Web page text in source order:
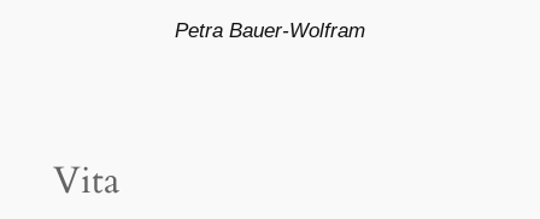
Petra Bauer-Wolfram
Vita